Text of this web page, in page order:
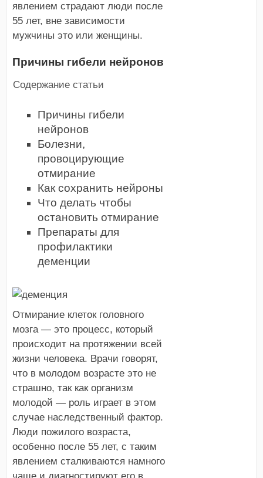
явлением страдают люди после
55 лет, вне зависимости
мужчины это или женщины.
Причины гибели нейронов
Содержание статьи
Причины гибели
нейронов
Болезни,
провоцирующие
отмирание
Как сохранить нейроны
Что делать чтобы
остановить отмирание
Препараты для
профилактики
деменции
Отмирание клеток головного
мозга — это процесс, который
происходит на протяжении всей
жизни человека. Врачи говорят,
что в молодом возрасте это не
страшно, так как организм
молодой — роль играет в этом
случае наследственный фактор.
Люди пожилого возраста,
особенно после 55 лет, с таким
явлением сталкиваются намного